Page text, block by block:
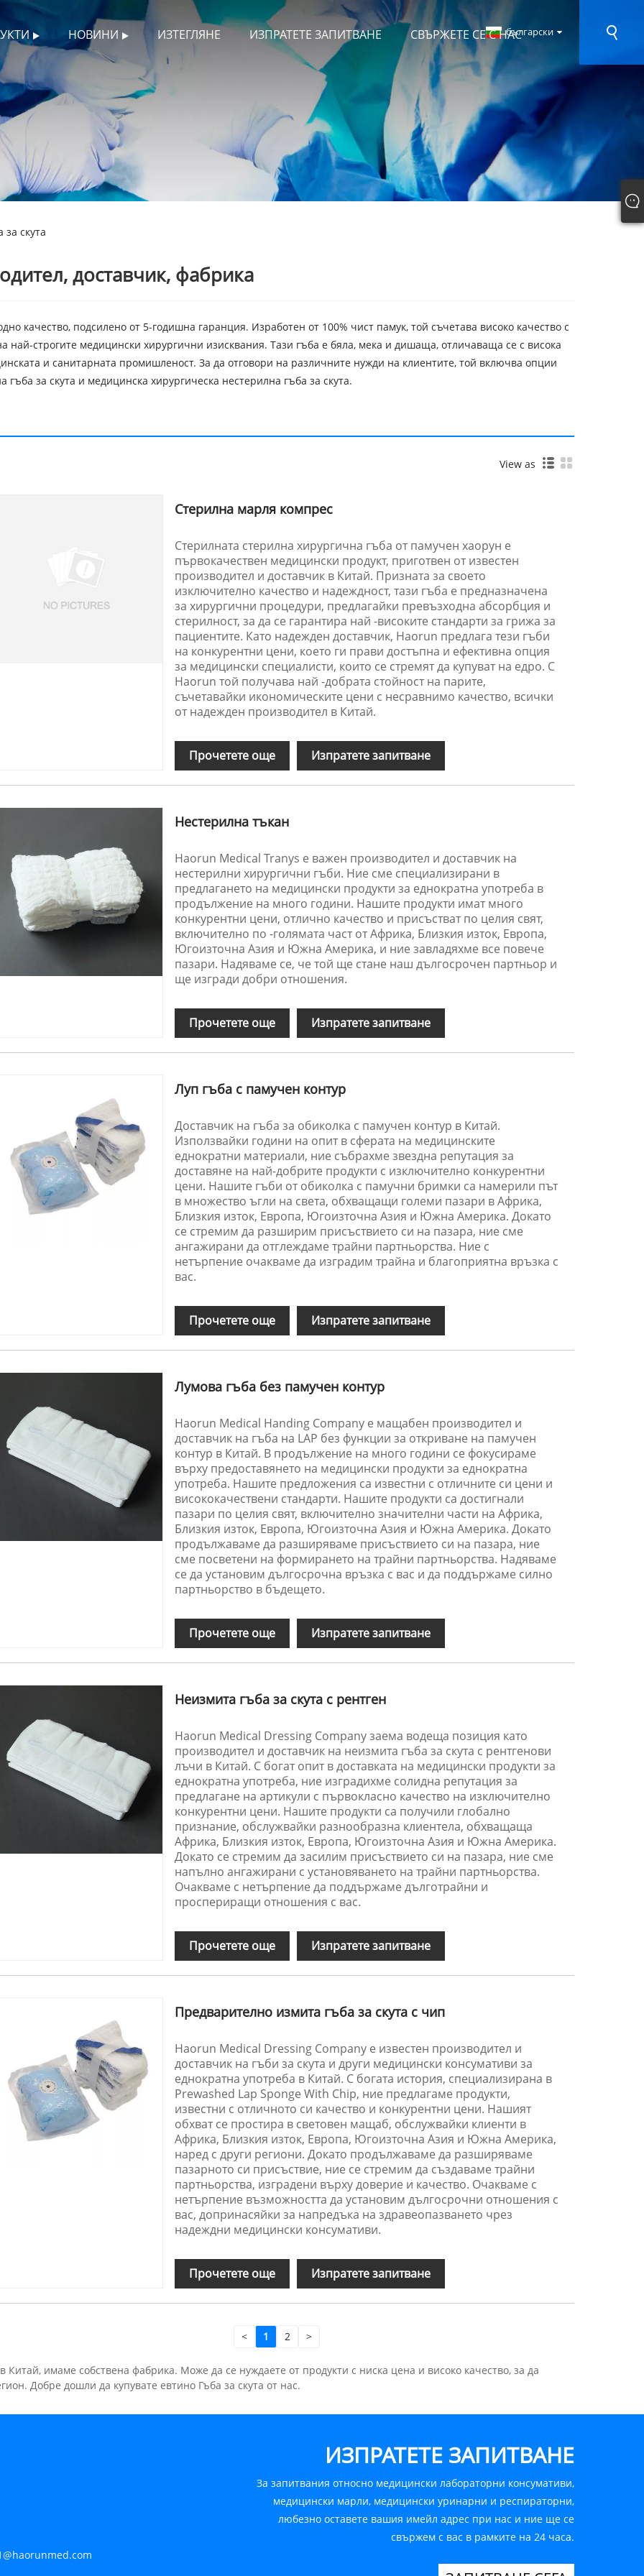
НОВИНИ ИЗТЕГЛЯНЕ ИЗПРАТЕТЕ ЗАПИТВАНЕ СВЪРЖЕТЕ СЕ С НАСбългарски
за скута
доставчик, фабрика
качество, подсилено от 5-годишна гаранция. Изработен от 100% чист памук, той съчетава високо качество с
най-строгите медицински хирургични изисквания. Тази гъба е бяла, мека и дишаща, отличаваща се с висока
и санитарната промишленост. За да отговори на различните нужди на клиентите, той включва опции
за скута и медицинска хирургическа нестерилна гъба за скута.
View as
Стерилна марля компрес
Стерилната стерилна хирургична гъба от памучен хаорун е
първокачествен медицински продукт, приготвен от известен
производител и доставчик в Китай. Призната за своето
изключително качество и надеждност, тази гъба е предназначена
за хирургични процедури, предлагайки превъзходна абсорбция и
стерилност, за да се гарантира най -високите стандарти за грижа за
пациентите. Като надежден доставчик, Haorun предлага тези гъби
на конкурентни цени, което ги прави достъпна и ефективна опция
за медицински специалисти, които се стремят да купуват на едро. С
Haorun той получава най -добрата стойност на парите,
съчетавайки икономическите цени с несравнимо качество, всички
от надежден производител в Китай.
Прочетете още Изпратете запитване
Нестерилна тъкан
Haorun Medical Tranys е важен производител и доставчик на
нестерилни хирургични гъби. Ние сме специализирани в
предлагането на медицински продукти за еднократна употреба в
продължение на много години. Нашите продукти имат много
конкурентни цени, отлично качество и присъстват по целия свят,
включително по -голямата част от Африка, Близкия изток, Европа,
Югоизточна Азия и Южна Америка, и ние завладяхме все повече
пазари. Надяваме се, че той ще стане наш дългосрочен партньор и
ще изгради добри отношения.
Прочетете още Изпратете запитване
Луп гъба с памучен контур
Доставчик на гъба за обиколка с памучен контур в Китай.
Използвайки години на опит в сферата на медицинските
еднократни материали, ние събрахме звездна репутация за
доставяне на най-добрите продукти с изключително конкурентни
цени. Нашите гъби от обиколка с памучни бримки са намерили път
в множество ъгли на света, обхващащи големи пазари в Африка,
Близкия изток, Европа, Югоизточна Азия и Южна Америка. Докато
се стремим да разширим присъствието си на пазара, ние сме
ангажирани да отглеждаме трайни партньорства. Ние с
нетърпение очакваме да изградим трайна и благоприятна връзка с
вас.
Прочетете още Изпратете запитване
Лумова гъба без памучен контур
Haorun Medical Handing Company е мащабен производител и
доставчик на гъба на LAP без функции за откриване на памучен
контур в Китай. В продължение на много години се фокусираме
върху предоставянето на медицински продукти за еднократна
употреба. Нашите предложения са известни с отличните си цени и
висококачествени стандарти. Нашите продукти са достигнали
пазари по целия свят, включително значителни части на Африка,
Близкия изток, Европа, Югоизточна Азия и Южна Америка. Докато
продължаваме да разширяваме присъствието си на пазара, ние
сме посветени на формирането на трайни партньорства. Надяваме
се да установим дългосрочна връзка с вас и да поддържаме силно
партньорство в бъдещето.
Прочетете още Изпратете запитване
Неизмита гъба за скута с рентген
Haorun Medical Dressing Company заема водеща позиция като
производител и доставчик на неизмита гъба за скута с рентгенови
лъчи в Китай. С богат опит в доставката на медицински продукти за
еднократна употреба, ние изградихме солидна репутация за
предлагане на артикули с първокласно качество на изключително
конкурентни цени. Нашите продукти са получили глобално
признание, обслужвайки разнообразна клиентела, обхващаща
Африка, Близкия изток, Европа, Югоизточна Азия и Южна Америка.
Докато се стремим да засилим присъствието си на пазара, ние сме
напълно ангажирани с установяването на трайни партньорства.
Очакваме с нетърпение да поддържаме дълготрайни и
проспериращи отношения с вас.
Прочетете още Изпратете запитване
Предварително измита гъба за скута с чип
Haorun Medical Dressing Company е известен производител и
доставчик на гъби за скута и други медицински консумативи за
еднократна употреба в Китай. С богата история, специализирана в
Prewashed Lap Sponge With Chip, ние предлагаме продукти,
известни с отличното си качество и конкурентни цени. Нашият
обхват се простира в световен мащаб, обслужвайки клиенти в
Африка, Близкия изток, Европа, Югоизточна Азия и Южна Америка,
наред с други региони. Докато продължаваме да разширяваме
пазарното си присъствие, ние се стремим да създаваме трайни
партньорства, изградени върху доверие и качество. Очакваме с
нетърпение възможността да установим дългосрочни отношения с
вас, допринасяйки за напредъка на здравеопазването чрез
надеждни медицински консумативи.
Прочетете още Изпратете запитване
< 1 2 >
Китай, имаме собствена фабрика. Може да се нуждаете от продукти с ниска цена и високо качество, за да
Добре дошли да купувате евтино Гъба за скута от нас.
ИЗПРАТЕТЕ ЗАПИТВАНЕ
За запитвания относно медицински лабораторни консумативи,
медицински марли, медицински уринарни и респираторни,
любезно оставете вашия имейл адрес при нас и ние ще се
свържем с вас в рамките на 24 часа.